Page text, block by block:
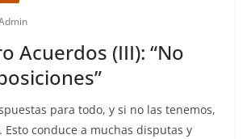
Acuerdos (III): “No
para todo, y si no las tenemos,
Esto conduce a muchas disputas y